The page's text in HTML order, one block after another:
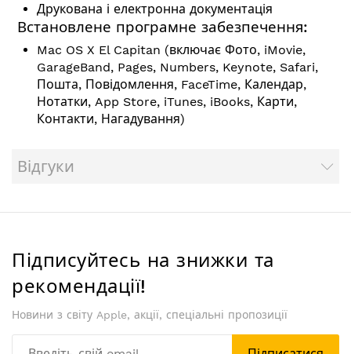
Друкована і електронна документація
Встановлене програмне забезпечення:
Mac OS X El Capitan (включає Фото, iMovie,
GarageBand, Pages, Numbers, Keynote, Safari,
Пошта, Повідомлення, FaceTime, Календар,
Нотатки, App Store, iTunes, iBooks, Карти,
Контакти, Нагадування)
Відгуки
Підписуйтесь на знижки та
рекомендації!
Новини з світу Apple, акції, спеціальні пропозиції